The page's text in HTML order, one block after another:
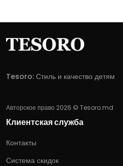
Tesoro: Стиль и качество детям
Авторское право 2026 © Tesoro.md
Клиентская служба
Контакты
Система скидок